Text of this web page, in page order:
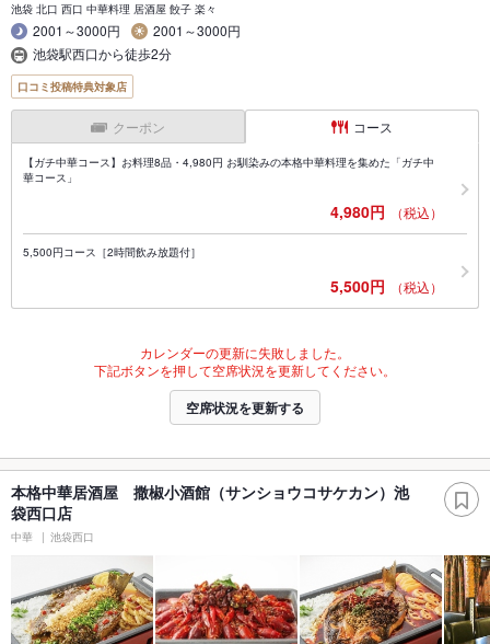
池袋 北口 西口 中華料理 居酒屋 餃子 楽々
2001～3000円
2001～3000円
池袋駅西口から徒歩2分
口コミ投稿特典対象店
クーポン コース
【ガチ中華コース】お料理8品・4,980円 お馴染みの本格中華料理を集めた「ガチ中
華コース」
4,980円 （税込）
5,500円コース［2時間飲み放題付］
5,500円 （税込）
カレンダーの更新に失敗しました。
下記ボタンを押して空席状況を更新してください。
空席状況を更新する
本格中華居酒屋 撒椒小酒館（サンショウコサケカン）池
袋西口店
中華 池袋西口